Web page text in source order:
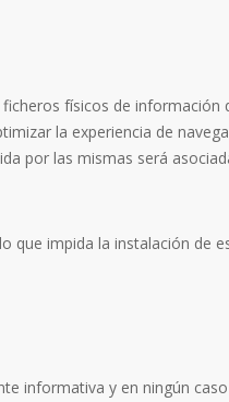
físicos de información
la experiencia de
por las mismas será
que impida la instalación de
informativa y en ningún